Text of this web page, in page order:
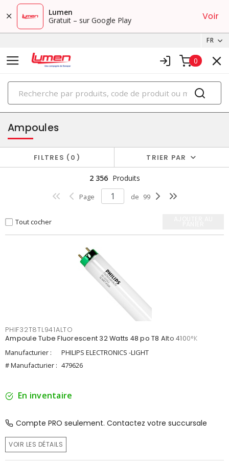
Lumen
Gratuit – sur Google Play
Voir
FR
0
PRODUITS
éclairage
Ampoules
FILTRES 0 TRIER PAR
2 356 Produits
Page de 99
Tout cocher
PHIF32T8TL941ALTO
Ampoule Tube Fluorescent 32 Watts 48 po T8 Alto 4100°K
Manufacturier :
PHILIPS ELECTRONICS -LIGHT
# Manufacturier : 479626
En inventaire
Compte PRO seulement. Contactez votre succursale
VOIR LES DÉTAILS